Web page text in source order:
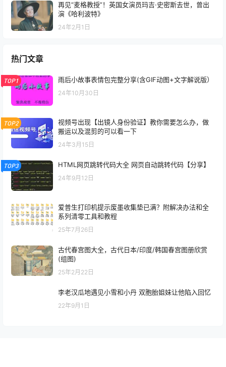
再见“麦格教授”！英国女演员玛吉·史密斯去世，曾出
演《哈利波特》
24年2月1日
热门文章
TOP1 雨后小故事表情包完整分享(含GIF动图+文字解说版）
24年10月30日
TOP2
视频号出现【出镜人身份验证】教你需要怎么办，做
搬运以及混剪的可以看一下
24年3月15日
TOP3 HTML网页跳转代码大全 网页自动跳转代码【分享】
24年9月12日
爱普生打印机提示废墨收集垫已满？附解决办法和全
系列清零工具和教程
25年7月26日
古代春宫图大全，古代日本/印度/韩国春宫图册欣赏
(组图)
25年2月22日
李老汉瓜地遇见小雪和小丹 双胞胎姐妹让他陷入回忆
22年9月1日